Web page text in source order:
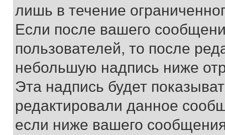
лишь в течение
Если после вашего
пользователей, то после
небольшую надпись ниже
Эта надпись будет
редактировали данное
если ниже вашего